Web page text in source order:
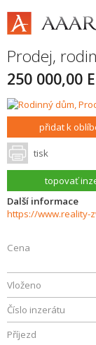
Prodej,
250 000,00
přidat k
tisk
topovať
Další informace
Cena
Vloženo
Číslo inzerátu
Příjezd